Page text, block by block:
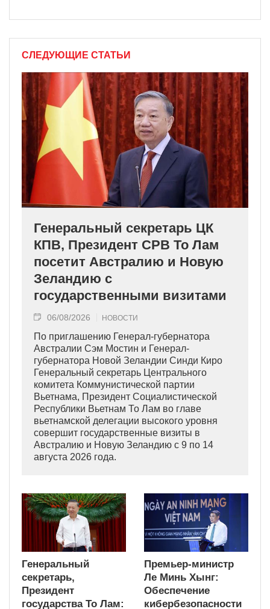
СЛЕДУЮЩИЕ СТАТЬИ
Генеральный секретарь ЦК
КПВ, Президент СРВ То Лам
посетит Австралию и Новую
Зеландию с
государственными визитами
06/08/2026 НОВОСТИ
По приглашению Генерал-губернатора
Австралии Сэм Мостин и Генерал-
губернатора Новой Зеландии Синди Киро
Генеральный секретарь Центрального
комитета Коммунистической партии
Вьетнама, Президент Социалистической
Республики Вьетнам То Лам во главе
вьетнамской делегации высокого уровня
совершит государственные визиты в
Австралию и Новую Зеландию с 9 по 14
августа 2026 года.
Генеральный
секретарь,
Президент
государства То Лам:
Премьер-министр
Ле Минь Хынг:
Обеспечение
кибербезопасности